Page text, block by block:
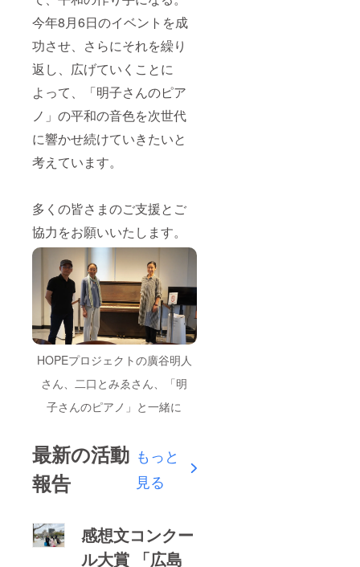
今年8月6日のイベントを成
功させ、さらにそれを繰り
返し、広げていくことに
よって、「明子さんのピア
ノ」の平和の音色を次世代
に響かせ続けていきたいと
考えています。
多くの皆さまのご支援とご
協力をお願いいたします。
HOPEプロジェクトの廣谷明人
さん、二口とみゑさん、「明
子さんのピアノ」と一緒に
最新の活動
報告
もっと
見る
感想文コンクー
ル大賞 「広島